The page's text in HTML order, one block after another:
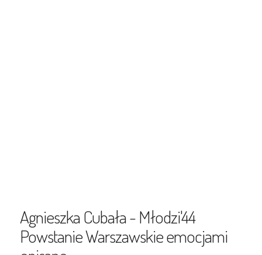
Agnieszka Cubała - Młodzi'44
Powstanie Warszawskie emocjami